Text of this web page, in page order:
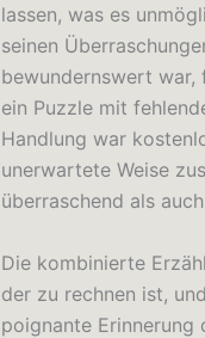
lassen, was es
seinen
bewundernswert war,
ein Puzzle mit
Handlung war
unerwartete Weise
überraschend als
Die kombinierte
der zu rechnen ist,
poignante Erinnerung